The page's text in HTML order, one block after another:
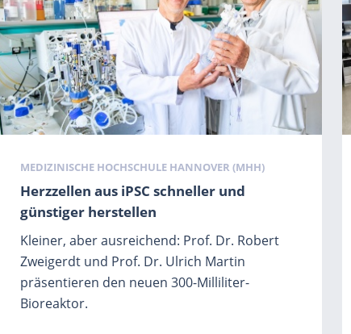
Herzzellen aus iPSC schneller und
günstiger herstellen
Kleiner, aber ausreichend: Prof. Dr. Robert
Zweigerdt und Prof. Dr. Ulrich Martin
präsentieren den neuen 300-Milliliter-
Bioreaktor.
Schlagwörter
MEDIZINISCHE HOCHSCHULE HANNOVER (MHH)